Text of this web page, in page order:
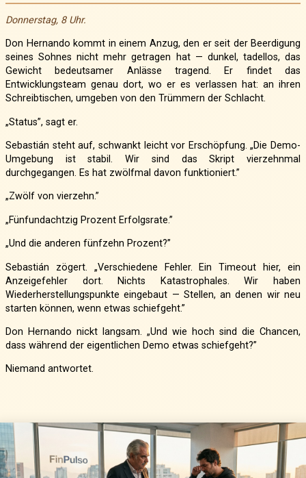
Donnerstag, 8 Uhr.
Don Hernando kommt in einem Anzug, den er seit der Beerdigung
seines Sohnes nicht mehr getragen hat — dunkel, tadellos, das
Gewicht bedeutsamer Anlässe tragend. Er findet das
Entwicklungsteam genau dort, wo er es verlassen hat: an ihren
Schreibtischen, umgeben von den Trümmern der Schlacht.
„Status”, sagt er.
Sebastián steht auf, schwankt leicht vor Erschöpfung. „Die Demo-
Umgebung ist stabil. Wir sind das Skript vierzehnmal
durchgegangen. Es hat zwölfmal davon funktioniert.”
„Zwölf von vierzehn.”
„Fünfundachtzig Prozent Erfolgsrate.”
„Und die anderen fünfzehn Prozent?”
Sebastián zögert. „Verschiedene Fehler. Ein Timeout hier, ein
Anzeigefehler dort. Nichts Katastrophales. Wir haben
Wiederherstellungspunkte eingebaut — Stellen, an denen wir neu
starten können, wenn etwas schiefgeht.”
Don Hernando nickt langsam. „Und wie hoch sind die Chancen,
dass während der eigentlichen Demo etwas schiefgeht?”
Niemand antwortet.